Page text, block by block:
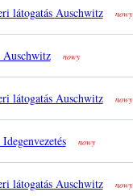
látogatás Auschwitz nowy
Auschwitz nowy
látogatás Auschwitz nowy
nowy
látogatás Auschwitz nowy